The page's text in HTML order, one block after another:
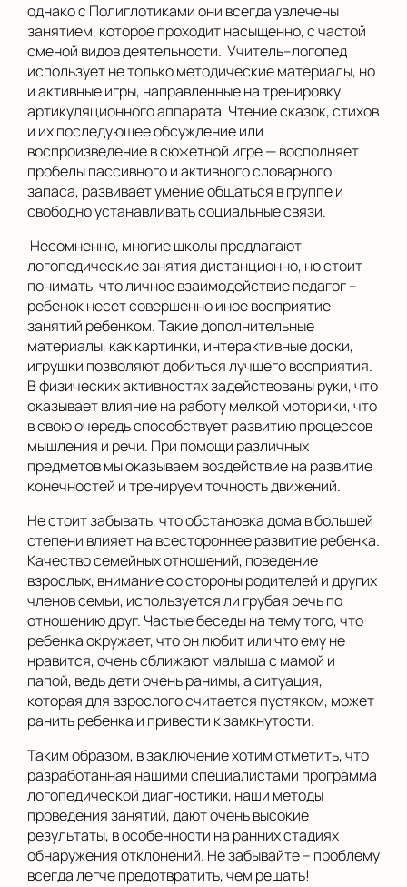
однако с Полиглотиками они всегда увлечены
занятием, которое проходит насыщенно, с частой
сменой видов деятельности. Учитель–логопед
использует не только методические материалы, но
и активные игры, направленные на тренировку
артикуляционного аппарата. Чтение сказок, стихов
и их последующее обсуждение или
воспроизведение в сюжетной игре — восполняет
пробелы пассивного и активного словарного
запаса, развивает умение общаться в группе и
свободно устанавливать социальные связи.
Несомненно, многие школы предлагают
логопедические занятия дистанционно, но стоит
понимать, что личное взаимодействие педагог –
ребенок несет совершенно иное восприятие
занятий ребенком. Такие дополнительные
материалы, как картинки, интерактивные доски,
игрушки позволяют добиться лучшего восприятия.
В физических активностях задействованы руки, что
оказывает влияние на работу мелкой моторики, что
в свою очередь способствует развитию процессов
мышления и речи. При помощи различных
предметов мы оказываем воздействие на развитие
конечностей и тренируем точность движений.
Не стоит забывать, что обстановка дома в большей
степени влияет на всестороннее развитие ребенка.
Качество семейных отношений, поведение
взрослых, внимание со стороны родителей и других
членов семьи, используется ли грубая речь по
отношению друг. Частые беседы на тему того, что
ребенка окружает, что он любит или что ему не
нравится, очень сближают малыша с мамой и
папой, ведь дети очень ранимы, а ситуация,
которая для взрослого считается пустяком, может
ранить ребенка и привести к замкнутости.
Таким образом, в заключение хотим отметить, что
разработанная нашими специалистами программа
логопедической диагностики, наши методы
проведения занятий, дают очень высокие
результаты, в особенности на ранних стадиях
обнаружения отклонений. Не забывайте – проблему
всегда легче предотвратить, чем решать!